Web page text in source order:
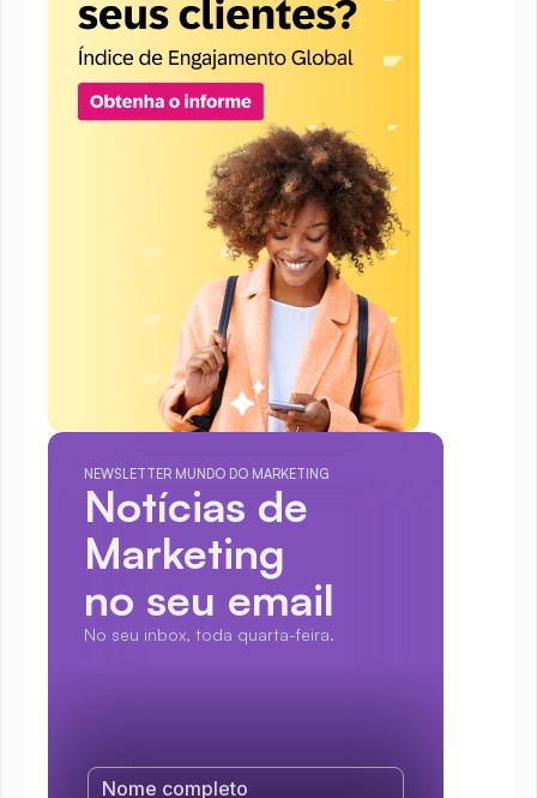
NEWSLETTER MUNDO DO MARKETING
Notícias de
Marketing
no seu email
No seu inbox, toda quarta-feira.